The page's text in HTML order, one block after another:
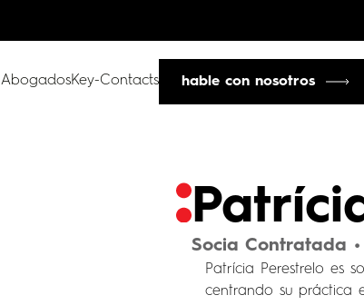
AbogadosKey-Contacts hable con nosotros
Socia Contratada •
Patrícia Perestrelo es
centrando su práctica